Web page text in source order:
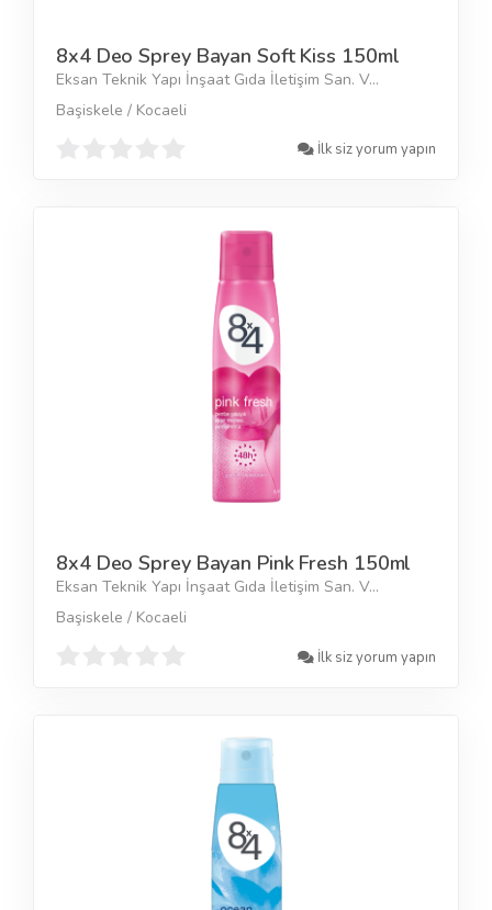
8x4 Deo Sprey Bayan Soft Kiss 150ml
Eksan Teknik Yapı İnşaat Gıda İletişim San. V...
Başiskele / Kocaeli
İlk siz yorum yapın
8x4 Deo Sprey Bayan Pink Fresh 150ml
Eksan Teknik Yapı İnşaat Gıda İletişim San. V...
Başiskele / Kocaeli
İlk siz yorum yapın